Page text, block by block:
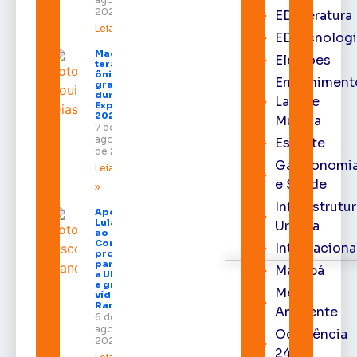
2026
Leia mais »
Macapá
terá
ônibus
gratuitos
durante a
Expofeira
2026
7 de
agosto
de 2026
Leia mais
»
Após veto,
Lula envia
ao
Congresso
projeto
para criar
a UNIFRON
e grava
vídeo para
Randolfe
6 de
agosto de
2026
EDliteratura
Eleições
Lazer e
Música
Esporte
e Saúde
Urbana
Macapá
Meio
Ambiente
Ocorrência
24h